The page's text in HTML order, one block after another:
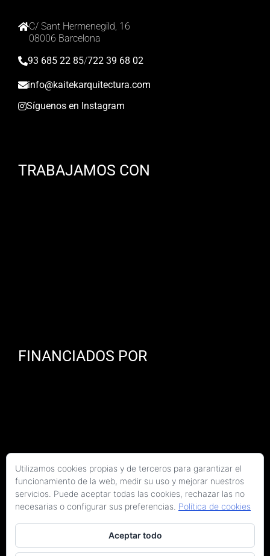
C/ Sant Hermenegild, 16
08006 Barcelona
93 685 22 85/722 39 68 02
info@kaitekarquitectura.com
Síguenos en Instagram
TRABAJAMOS CON
FINANCIADOS POR
Copyright 2026 Kaitek Servicios Tecnicos para la Construcción S.L.P. | Todos los
Utilizamos cookies propias y de terceros para garantizar el
funcionamiento de la web, medir su uso y mejorar nuestros
servicios. Puede aceptar todas las cookies, rechazar las no
necesarias o configurar sus preferencias. Política de cookies
Aceptar todo